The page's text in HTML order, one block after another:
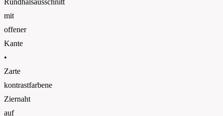
Rundhalsausschnitt
mit
offener
Kante
•
Zarte
kontrastfarbene
Ziernaht
auf